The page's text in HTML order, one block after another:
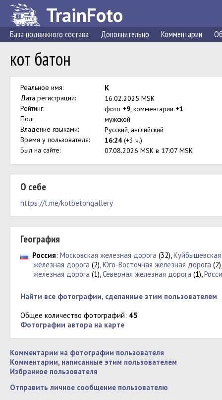
TrainFoto
База подвижного состава Дополнительно Комментарии
кот батон
Реальное имя: К
Дата регистрации:
16.02.2025 MSK
Рейтинг:
фото +9, комментарии +1
Пол:
мужской
Владение языками:
Русский, английский
Время у пользователя:
16:24 (+3 ч.)
Был на сайте:
07.08.2026 MSK в 17:07 MSK
О себе
https://t.me/kotbetongallery
География
Россия: Московская железная дорога (32),
железная дорога (2),Юго-Восточная железная дорога
железная дорога (1),Северная железная дорога (1),
Найти все фотографии, сделанные этим пользователем
Общее количество фотографий: 45
Фотографии автора на карте
Комментарии на фотографии пользователя
Комментарии, написанные этим пользователем
Избранное пользователя
Отправить личное сообщение пользователю